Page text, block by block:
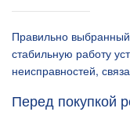
Правильно
стабильную работу
неисправностей,
Перед покупкой